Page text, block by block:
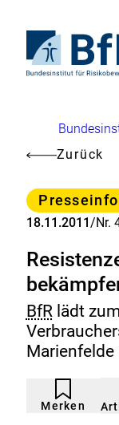
Seiteninhalt
springenStartseite
von
Zurück
Kategorie
18.11.2011/Nr.
BfRlädt
Marienfelde
Merken
Artikel
nicht
gemerkt
Durch
Klicken
der